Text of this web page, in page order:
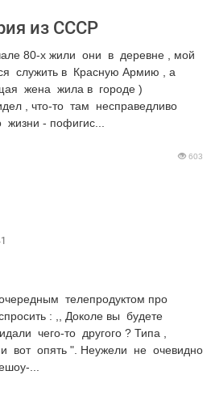
из СССР
80-х жили они в деревне , мой
служить в Красную Армию , а
жена жила в городе )
, что-то там несправедливо
- пофигис...
603
телепродуктом про
: ,, Доколе вы будете
чего-то другого ? Типа ,
вот опять ". Неужели не очевидно
...